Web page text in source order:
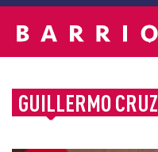
GUILLERMO CRUZ